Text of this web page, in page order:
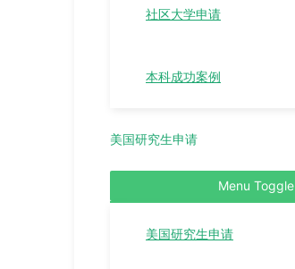
社区大学申请
本科成功案例
美国研究生申请
Menu Toggle
美国研究生申请